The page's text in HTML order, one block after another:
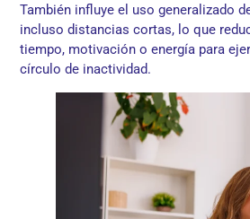
También influye el uso generalizado
incluso distancias cortas, lo que
tiempo, motivación o energía para
círculo de inactividad.